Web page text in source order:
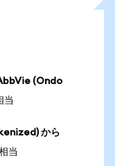
(Ondo
当
から
当